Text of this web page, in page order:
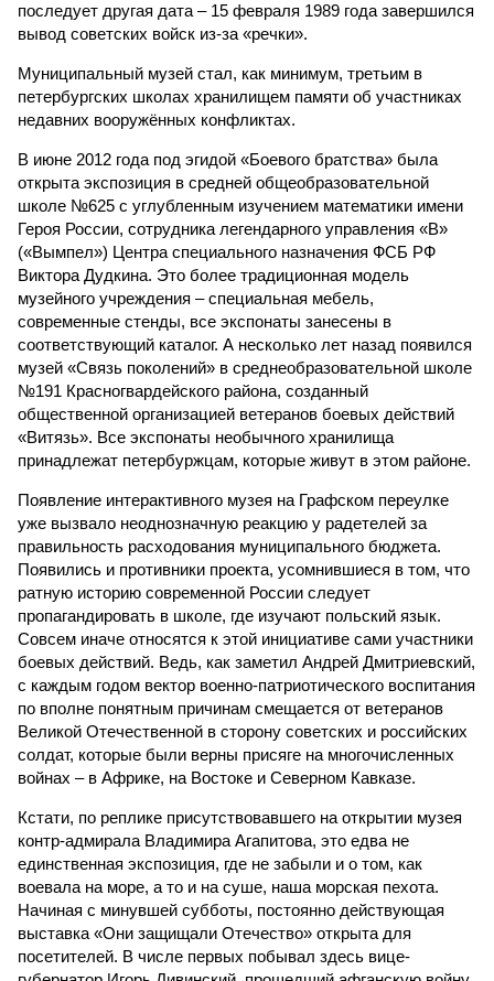
последует другая дата – 15 февраля 1989 года завершился
вывод советских войск из-за «речки».
Муниципальный музей стал, как минимум, третьим в
петербургских школах хранилищем памяти об участниках
недавних вооружённых конфликтах.
В июне 2012 года под эгидой «Боевого братства» была
открыта экспозиция в средней общеобразовательной
школе №625 с углубленным изучением математики имени
Героя России, сотрудника легендарного управления «В»
(«Вымпел») Центра специального назначения ФСБ РФ
Виктора Дудкина. Это более традиционная модель
музейного учреждения – специальная мебель,
современные стенды, все экспонаты занесены в
соответствующий каталог. А несколько лет назад появился
музей «Связь поколений» в среднеобразовательной школе
№191 Красногвардейского района, созданный
общественной организацией ветеранов боевых действий
«Витязь». Все экспонаты необычного хранилища
принадлежат петербуржцам, которые живут в этом районе.
Появление интерактивного музея на Графском переулке
уже вызвало неоднозначную реакцию у радетелей за
правильность расходования муниципального бюджета.
Появились и противники проекта, усомнившиеся в том, что
ратную историю современной России следует
пропагандировать в школе, где изучают польский язык.
Совсем иначе относятся к этой инициативе сами участники
боевых действий. Ведь, как заметил Андрей Дмитриевский,
с каждым годом вектор военно-патриотического воспитания
по вполне понятным причинам смещается от ветеранов
Великой Отечественной в сторону советских и российских
солдат, которые были верны присяге на многочисленных
войнах – в Африке, на Востоке и Северном Кавказе.
Кстати, по реплике присутствовавшего на открытии музея
контр-адмирала Владимира Агапитова, это едва не
единственная экспозиция, где не забыли и о том, как
воевала на море, а то и на суше, наша морская пехота.
Начиная с минувшей субботы, постоянно действующая
выставка «Они защищали Отечество» открыта для
посетителей. В числе первых побывал здесь вице-